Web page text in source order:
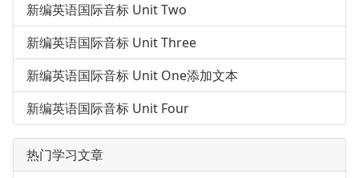
新编英语国际音标 Unit Two
新编英语国际音标 Unit Three
新编英语国际音标 Unit One添加文本
新编英语国际音标 Unit Four
热门学习文章